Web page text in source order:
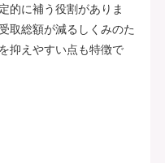
的に補う役割がありま
取総額が減るしくみのた
抑えやすい点も特徴で